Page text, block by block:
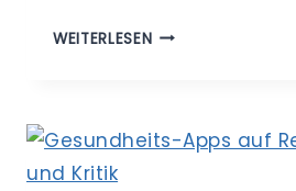
WEITERLESENVERBANDBUCH
DATENSCHUTZ-